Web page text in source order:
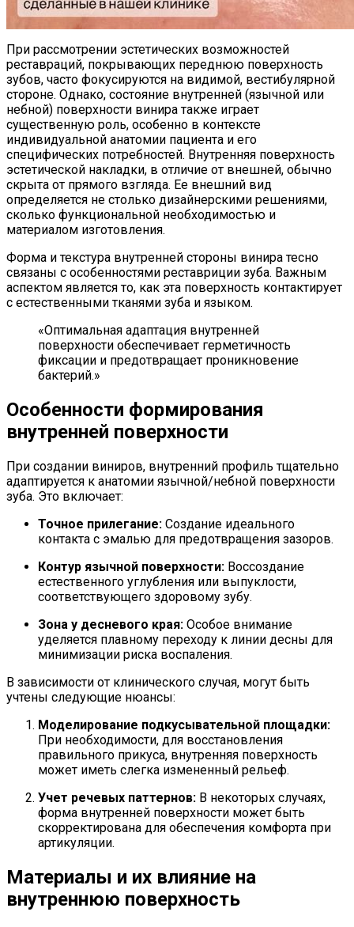
При рассмотрении эстетических возможностей
реставраций, покрывающих переднюю поверхность
зубов, часто фокусируются на видимой, вестибулярной
стороне. Однако, состояние внутренней (язычной или
небной) поверхности винира также играет
существенную роль, особенно в контексте
индивидуальной анатомии пациента и его
специфических потребностей. Внутренняя поверхность
эстетической накладки, в отличие от внешней, обычно
скрыта от прямого взгляда. Ее внешний вид
определяется не столько дизайнерскими решениями,
сколько функциональной необходимостью и
материалом изготовления.
Форма и текстура внутренней стороны винира тесно
связаны с особенностями реставриции зуба. Важным
аспектом является то, как эта поверхность контактирует
с естественными тканями зуба и языком.
«Оптимальная адаптация внутренней
поверхности обеспечивает герметичность
фиксации и предотвращает проникновение
бактерий.»
Особенности формирования
внутренней поверхности
При создании виниров, внутренний профиль тщательно
адаптируется к анатомии язычной/небной поверхности
зуба. Это включает:
Точное прилегание: Создание идеального
контакта с эмалью для предотвращения зазоров.
Контур язычной поверхности: Воссоздание
естественного углубления или выпуклости,
соответствующего здоровому зубу.
Зона у десневого края: Особое внимание
уделяется плавному переходу к линии десны для
минимизации риска воспаления.
В зависимости от клинического случая, могут быть
учтены следующие нюансы:
Моделирование подкусывательной площадки:
При необходимости, для восстановления
правильного прикуса, внутренняя поверхность
может иметь слегка измененный рельеф.
Учет речевых паттернов: В некоторых случаях,
форма внутренней поверхности может быть
скорректирована для обеспечения комфорта при
артикуляции.
Материалы и их влияние на
внутреннюю поверхность